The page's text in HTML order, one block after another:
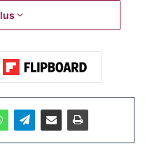
dessus), relayée sur
sur le Vivo X200